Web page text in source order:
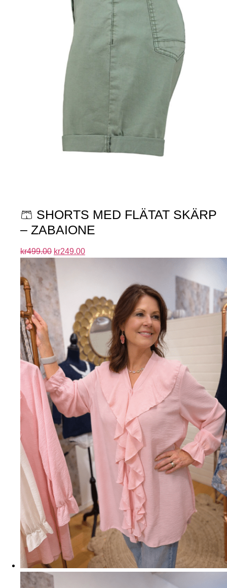
🩳 SHORTS MED FLÄTAT SKÄRP
– ZABAIONE
kr499.00 kr249.00